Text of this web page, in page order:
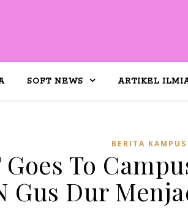
SOFT NEWS ARTIKEL
BERITA KAMPUS
Goes To
Gus Dur